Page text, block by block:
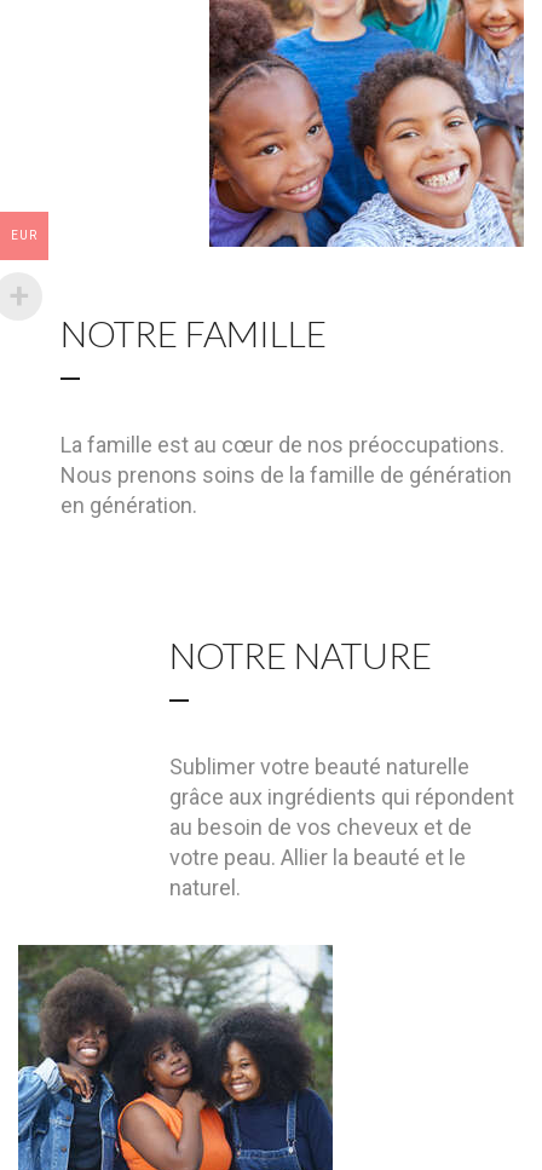
NOTRE FAMILLE
La famille est au cœur de nos préoccupations.
Nous prenons soins de la famille de génération
en génération.
NOTRE NATURE
Sublimer votre beauté naturelle
grâce aux ingrédients qui répondent
au besoin de vos cheveux et de
votre peau. Allier la beauté et le
naturel.
EUR